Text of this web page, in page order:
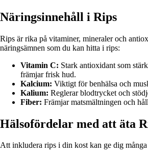
Näringsinnehåll i Rips
Rips är rika på vitaminer, mineraler och
näringsämnen som du kan hitta i rips:
Vitamin C: Stark antioxidant som
främjar frisk hud.
Kalcium: Viktigt för benhälsa och
Kalium: Reglerar blodtrycket och
Fiber: Främjar matsmältningen och
Hälsofördelar med att äta
Att inkludera rips i din kost kan ge dig många